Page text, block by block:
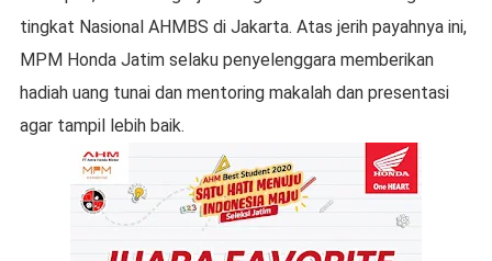
tingkat Nasional AHMBS di Jakarta. Atas jerih payahnya ini,
MPM Honda Jatim selaku penyelenggara memberikan
hadiah uang tunai dan mentoring makalah dan presentasi
agar tampil lebih baik.